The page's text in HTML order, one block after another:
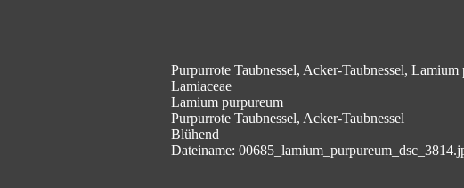
Purpurrote Taubnessel, Acker-Taubnessel, Lamium
Lamiaceae
Lamium purpureum
Purpurrote Taubnessel, Acker-Taubnessel
Blühend
Dateiname: